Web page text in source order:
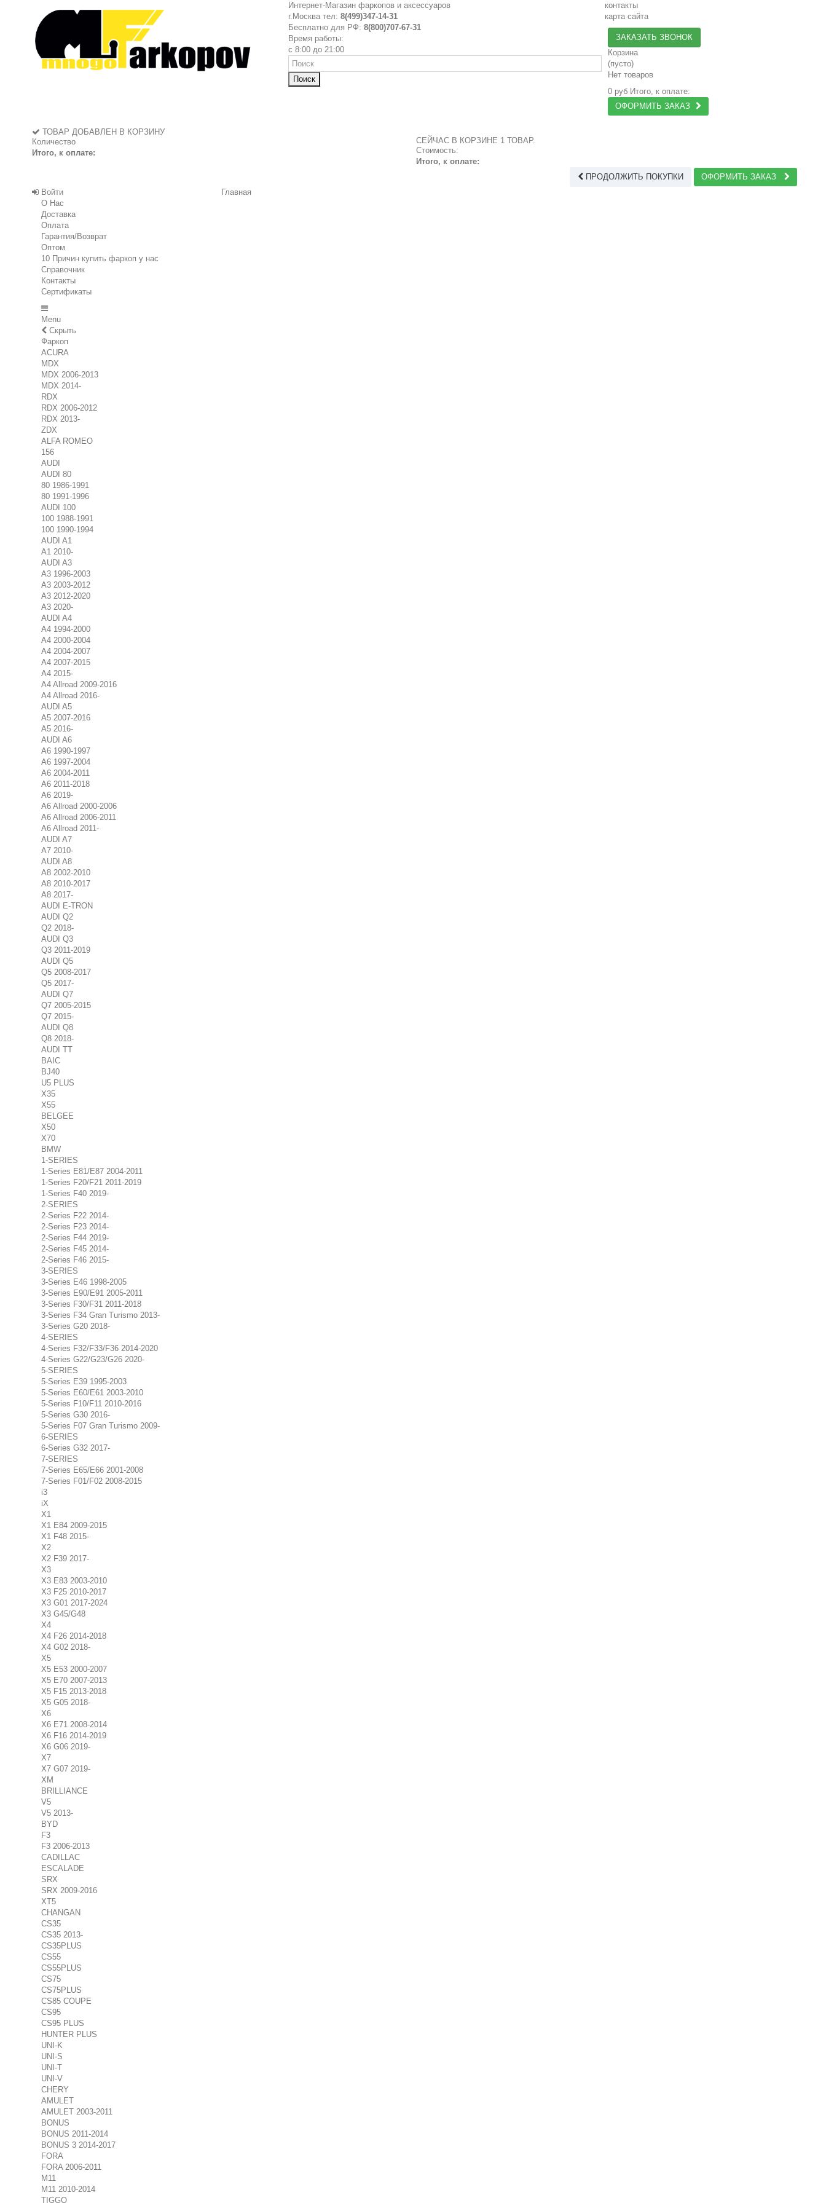
Интернет-Магазин фаркопов и аксессуаров
г.Москва тел: 8(499)347-14-31
Бесплатно для РФ: 8(800)707-67-31
Время работы:
с 8:00 до 21:00
Поиск
контакты
карта сайта
ЗАКАЗАТЬ ЗВОНОК
Корзина
(пусто)
Нет товаров
0 руб Итого, к оплате:
ОФОРМИТЬ ЗАКАЗ
ТОВАР ДОБАВЛЕН В КОРЗИНУ
Количество
Итого, к оплате:
СЕЙЧАС В КОРЗИНЕ 1 ТОВАР.
Стоимость:
Итого, к оплате:
ПРОДОЛЖИТЬ ПОКУПКИ
ОФОРМИТЬ ЗАКАЗ
Войти
Главная
О Нас
Доставка
Оплата
Гарантия/Возврат
Оптом
10 Причин купить фаркоп у нас
Справочник
Контакты
Сертификаты
Menu
Скрыть
Фаркоп
ACURA
MDX
MDX 2006-2013
MDX 2014-
RDX
RDX 2006-2012
RDX 2013-
ZDX
ALFA ROMEO
156
AUDI
AUDI 80
80 1986-1991
80 1991-1996
AUDI 100
100 1988-1991
100 1990-1994
AUDI A1
A1 2010-
AUDI A3
A3 1996-2003
A3 2003-2012
A3 2012-2020
A3 2020-
AUDI A4
A4 1994-2000
A4 2000-2004
A4 2004-2007
A4 2007-2015
A4 2015-
A4 Allroad 2009-2016
A4 Allroad 2016-
AUDI A5
A5 2007-2016
A5 2016-
AUDI A6
A6 1990-1997
A6 1997-2004
A6 2004-2011
A6 2011-2018
A6 2019-
A6 Allroad 2000-2006
A6 Allroad 2006-2011
A6 Allroad 2011-
AUDI A7
A7 2010-
AUDI A8
A8 2002-2010
A8 2010-2017
A8 2017-
AUDI E-TRON
AUDI Q2
Q2 2018-
AUDI Q3
Q3 2011-2019
AUDI Q5
Q5 2008-2017
Q5 2017-
AUDI Q7
Q7 2005-2015
Q7 2015-
AUDI Q8
Q8 2018-
AUDI TT
BAIC
BJ40
U5 PLUS
X35
X55
BELGEE
X50
X70
BMW
1-SERIES
1-Series E81/E87 2004-2011
1-Series F20/F21 2011-2019
1-Series F40 2019-
2-SERIES
2-Series F22 2014-
2-Series F23 2014-
2-Series F44 2019-
2-Series F45 2014-
2-Series F46 2015-
3-SERIES
3-Series E46 1998-2005
3-Series E90/E91 2005-2011
3-Series F30/F31 2011-2018
3-Series F34 Gran Turismo 2013-
3-Series G20 2018-
4-SERIES
4-Series F32/F33/F36 2014-2020
4-Series G22/G23/G26 2020-
5-SERIES
5-Series E39 1995-2003
5-Series E60/E61 2003-2010
5-Series F10/F11 2010-2016
5-Series G30 2016-
5-Series F07 Gran Turismo 2009-
6-SERIES
6-Series G32 2017-
7-SERIES
7-Series E65/E66 2001-2008
7-Series F01/F02 2008-2015
i3
iX
X1
X1 E84 2009-2015
X1 F48 2015-
X2
X2 F39 2017-
X3
X3 E83 2003-2010
X3 F25 2010-2017
X3 G01 2017-2024
X3 G45/G48
X4
X4 F26 2014-2018
X4 G02 2018-
X5
X5 E53 2000-2007
X5 E70 2007-2013
X5 F15 2013-2018
X5 G05 2018-
X6
X6 E71 2008-2014
X6 F16 2014-2019
X6 G06 2019-
X7
X7 G07 2019-
XM
BRILLIANCE
V5
V5 2013-
BYD
F3
F3 2006-2013
CADILLAC
ESCALADE
SRX
SRX 2009-2016
XT5
CHANGAN
CS35
CS35 2013-
CS35PLUS
CS55
CS55PLUS
CS75
CS75PLUS
CS85 COUPE
CS95
CS95 PLUS
HUNTER PLUS
UNI-K
UNI-S
UNI-T
UNI-V
CHERY
AMULET
AMULET 2003-2011
BONUS
BONUS 2011-2014
BONUS 3 2014-2017
FORA
FORA 2006-2011
M11
M11 2010-2014
TIGGO